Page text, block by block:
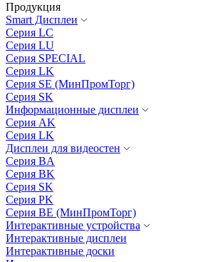
Продукция
Smart Дисплеи
Серия LC
Серия LU
Серия SPECIAL
Серия LK
Серия SE (МинПромТорг)
Серия SK
Информационные дисплеи
Серия AK
Серия LK
Дисплеи для видеостен
Серия BA
Серия BK
Серия SK
Серия PK
Серия BE (МинПромТорг)
Интерактивные устройства
Интерактивные дисплеи
Интерактивные доски